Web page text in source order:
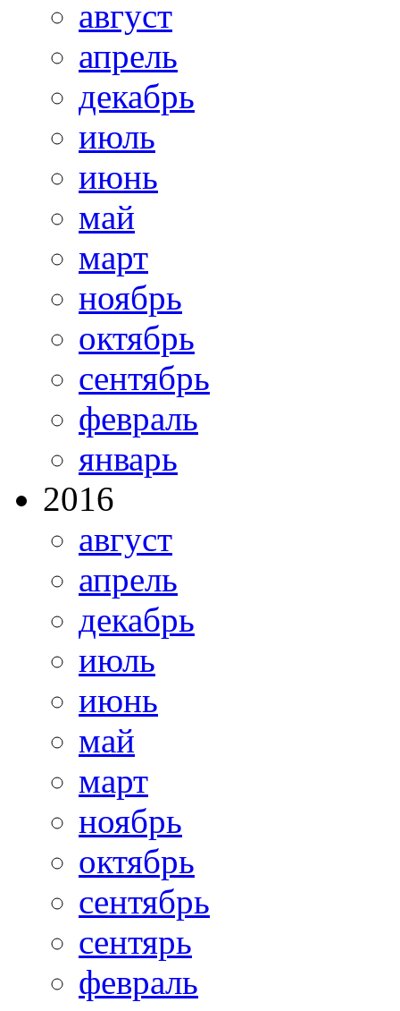
август
апрель
декабрь
июль
июнь
май
март
ноябрь
октябрь
сентябрь
февраль
январь
2016
август
апрель
декабрь
июль
июнь
май
март
ноябрь
октябрь
сентябрь
сентярь
февраль